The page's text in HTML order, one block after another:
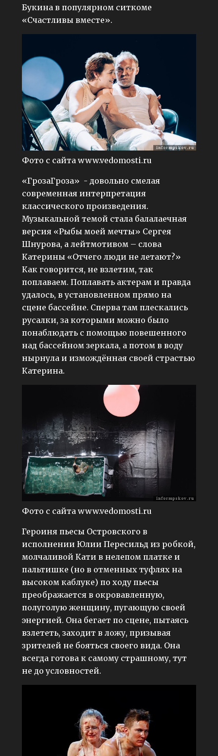
Букина в популярном ситкоме
«Счастливы вместе».
Фото с сайта www.vedomosti.ru
«ГрозаГроза» - довольно смелая
современная интерпретация
классического произведения.
Музыкальной темой стала балалаечная
версия «Рыбы моей мечты» Сергея
Шнурова, а лейтмотивом – слова
Катерины «Отчего люди не летают?»
Как говорится, не взлетим, так
поплаваем. Поплавать актерам и правда
удалось, в установленном прямо на
сцене бассейне. Сперва там плескались
русалки, за которыми можно было
понаблюдать с помощью повешенного
над бассейном зеркала, а потом в воду
нырнула и измождённая своей страстью
Катерина.
Фото с сайта www.vedomosti.ru
Героиня пьесы Островского в
исполнении Юлии Пересильд из робкой,
молчаливой Кати в нелепом платке и
пальтишке (но в отменных туфлях на
высоком каблуке) по ходу пьесы
преображается в окровавленную,
полуголую женщину, пугающую своей
энергией. Она бегает по сцене, пытаясь
взлететь, заходит в ложу, призывая
зрителей не бояться своего вида. Она
всегда готова к самому страшному, тут
не до условностей.